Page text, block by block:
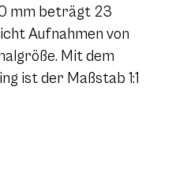
mm beträgt 23
Aufnahmen von
Mit dem
ist der Maßstab 1:1